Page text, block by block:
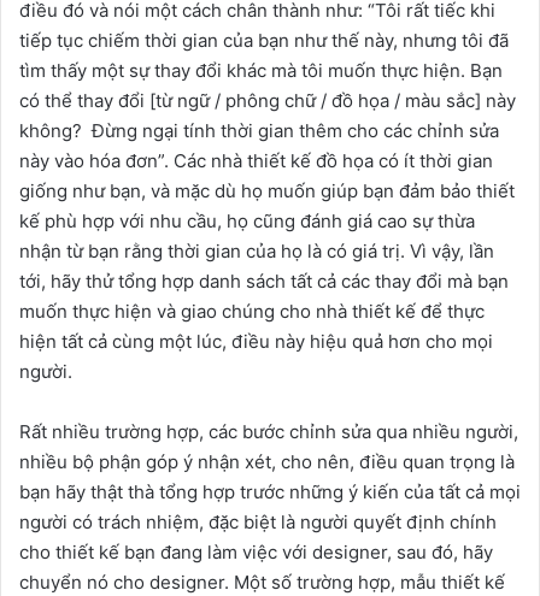
điều đó và nói một cách chân thành như: “Tôi rất tiếc khi
tiếp tục chiếm thời gian của bạn như thế này, nhưng tôi đã
tìm thấy một sự thay đổi khác mà tôi muốn thực hiện. Bạn
có thể thay đổi [từ ngữ / phông chữ / đồ họa / màu sắc] này
không? Đừng ngại tính thời gian thêm cho các chỉnh sửa
này vào hóa đơn”. Các nhà thiết kế đồ họa có ít thời gian
giống như bạn, và mặc dù họ muốn giúp bạn đảm bảo thiết
kế phù hợp với nhu cầu, họ cũng đánh giá cao sự thừa
nhận từ bạn rằng thời gian của họ là có giá trị. Vì vậy, lần
tới, hãy thử tổng hợp danh sách tất cả các thay đổi mà bạn
muốn thực hiện và giao chúng cho nhà thiết kế để thực
hiện tất cả cùng một lúc, điều này hiệu quả hơn cho mọi
người.
Rất nhiều trường hợp, các bước chỉnh sửa qua nhiều người,
nhiều bộ phận góp ý nhận xét, cho nên, điều quan trọng là
bạn hãy thật thà tổng hợp trước những ý kiến của tất cả mọi
người có trách nhiệm, đặc biệt là người quyết định chính
cho thiết kế bạn đang làm việc với designer, sau đó, hãy
chuyển nó cho designer. Một số trường hợp, mẫu thiết kế